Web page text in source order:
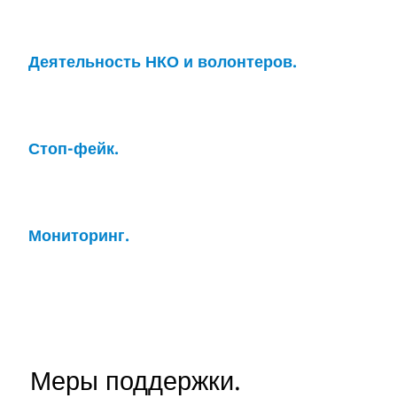
Деятельность НКО и волонтеров.
Стоп-фейк.
Мониторинг.
Меры поддержки.